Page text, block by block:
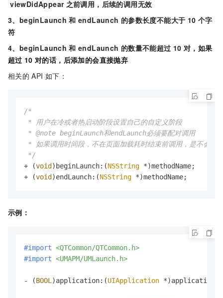
viewDidAppear 之前调用，后续的调用无效
3、beginLaunch 和 endLaunch 的参数长度不能大于 10 个字
符
4、beginLaunch 和 endLaunch 的数量不能超过 10 对， 如果
超过 10 对的话，后添加的会直接抛弃
相关的 API 如下：
/*
* 用户在冷或者热启动阶段设置自己的自定义阶段
* @note beginLaunch和endLaunch必须要配对调用
* 如果调用时间段，不在页面加载耗时结束前调用，是不会上
*/
+ (void )beginLaunch:(NSString *)methodName;
+ (void )endLaunch:(NSString *)methodName;
示例：
#import <QTCommon/QTCommon.h>
#import <UMAPM/UMLaunch.h>
- (BOOL )application:(UIApplication *)application